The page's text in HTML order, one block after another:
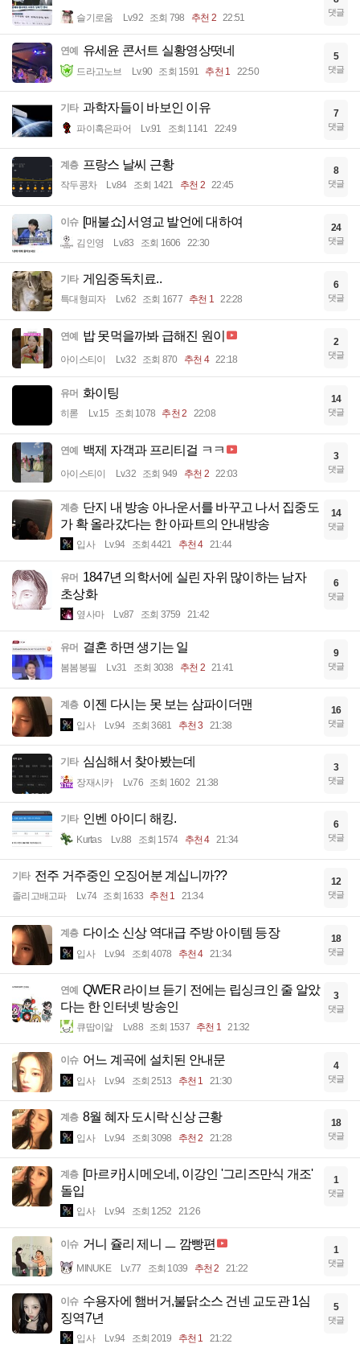
슬기로움 Lv.92 조회 798 추천 2 22:51 댓글
연예 유세윤 콘서트 실황영상떳네
드라고노브 Lv.90 조회 1591 추천 1 22:50
5
댓글
기타 과학자들이 바보인 이유
파이혹은파어 Lv.91 조회 1141 22:49
7
댓글
계층 프랑스 날씨 근황
작두콩차 Lv.84 조회 1421 추천 2 22:45
8
댓글
이슈 [매불쇼] 서영교 발언에 대하여
김인영 Lv.83 조회 1606 22:30
24
댓글
기타 게임중독치료..
특대형피자 Lv.62 조회 1677 추천 1 22:28
6
댓글
연예 밥 못먹을까봐 급해진 원이
아이스티이 Lv.32 조회 870 추천 4 22:18
2
댓글
유머 화이팅
히롣 Lv.15 조회 1078 추천 2 22:08
14
댓글
연예 백제 자객과 프리티걸 ㅋㅋ
아이스티이 Lv.32 조회 949 추천 2 22:03
3
댓글
계층 단지 내 방송 아나운서를 바꾸고 나서 집중도
가 확 올라갔다는 한 아파트의 안내방송
입사 Lv.94 조회 4421 추천 4 21:44
14
댓글
유머 1847년 의학서에 실린 자위 많이하는 남자
초상화
옆사마 Lv.87 조회 3759 21:42
6
댓글
유머 결혼 하면 생기는 일
봄봄봉필 Lv.31 조회 3038 추천 2 21:41
9
댓글
계층 이젠 다시는 못 보는 삼파이더맨
입사 Lv.94 조회 3681 추천 3 21:38
16
댓글
기타 심심해서 찾아봤는데
장재시카 Lv.76 조회 1602 21:38
3
댓글
기타 인벤 아이디 해킹.
Kurtas Lv.88 조회 1574 추천 4 21:34
6
댓글
기타 전주 거주중인 오징어분 계십니까??
졸리고배고파 Lv.74 조회 1633 추천 1 21:34
12
댓글
계층 다이소 신상 역대급 주방 아이템 등장
입사 Lv.94 조회 4078 추천 4 21:34
18
댓글
연예 QWER 라이브 듣기 전에는 립싱크인 줄 알았
다는 한 인터넷 방송인
큐땁이알 Lv.88 조회 1537 추천 1 21:32
3
댓글
이슈 어느 계곡에 설치된 안내문
입사 Lv.94 조회 2513 추천 1 21:30
4
댓글
계층 8월 혜자 도시락 신상 근황
입사 Lv.94 조회 3098 추천 2 21:28
18
댓글
계층 [마르카] 시메오네, 이강인 '그리즈만식 개조'
돌입
입사 Lv.94 조회 1252 21:26
1
댓글
이슈 거니 쥴리 제니 ㅡ 깜빵편
MINUKE Lv.77 조회 1039 추천 2 21:22
1
댓글
이슈 수용자에 햄버거,불닭소스 건넨 교도관 1심
징역7년
입사 Lv.94 조회 2019 추천 1 21:22
5
댓글